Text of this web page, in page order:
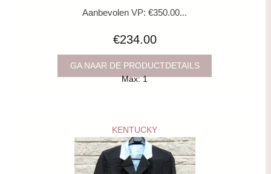
Aanbevolen VP: €350.00...
€234.00
GA NAAR DE PRODUCTDETAILS
Max: 1
KENTUCKY